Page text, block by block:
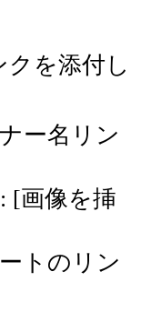
を添付し
ー名リン
[画像を挿
トのリン